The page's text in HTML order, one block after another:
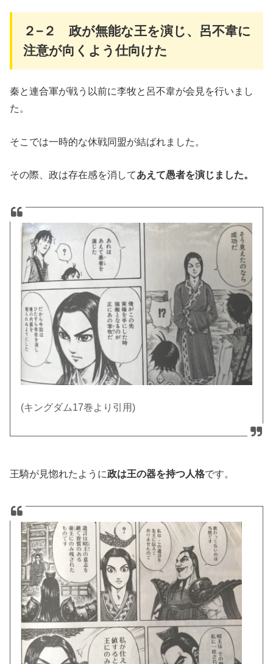
２−２ 政が無能な王を演じ、呂不韋に
注意が向くよう仕向けた
秦と連合軍が戦う以前に李牧と呂不韋が会見を行いまし
た。
そこでは一時的な休戦同盟が結ばれました。
その際、政は存在感を消してあえて愚者を演じました。
(キングダム17巻より引用)
王騎が見惚れたように政は王の器を持つ人格です。